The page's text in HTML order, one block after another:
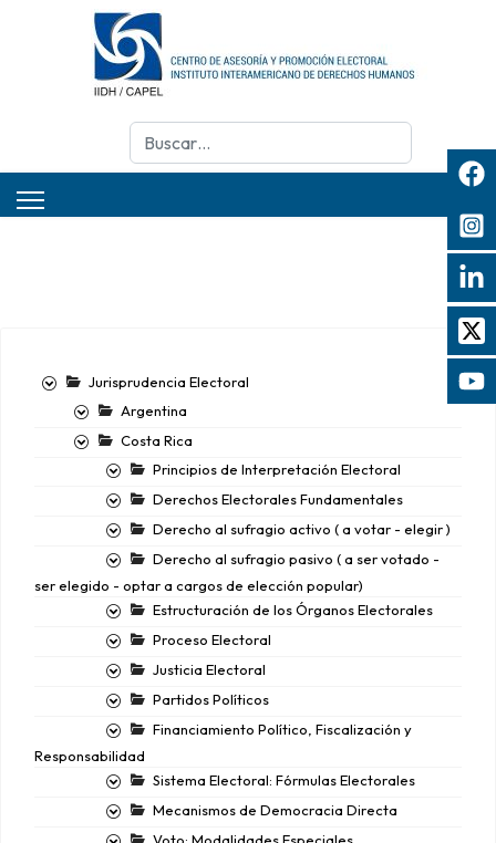
Buscar
Jurisprudencia Electoral
Argentina
Costa Rica
Principios de Interpretación Electoral
Derechos Electorales Fundamentales
Derecho al sufragio activo ( a votar - elegir )
Derecho al sufragio pasivo ( a ser votado -
ser elegido - optar a cargos de elección popular)
Estructuración de los Órganos Electorales
Proceso Electoral
Justicia Electoral
Partidos Políticos
Financiamiento Político, Fiscalización y
Responsabilidad
Sistema Electoral: Fórmulas Electorales
Mecanismos de Democracia Directa